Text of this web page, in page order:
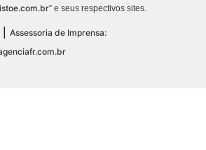
” e seus respectivos sites.
Assessoria de Imprensa: